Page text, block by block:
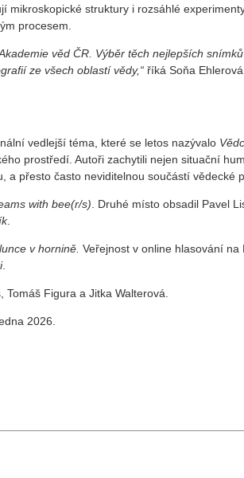
mikroskopické struktury i rozsáhlé
procesem.
věd ČR. Výběr těch nejlepších
ze všech oblastí vědy,“ říká Soňa
vedlejší téma, které se letos nazývalo
prostředí. Autoři zachytili nejen situační
a přesto často neviditelnou součástí vědecké
with bee(r/s). Druhé místo obsadil Pavel
.
v hornině. Veřejnost v online hlasování na
.
Tomáš Figura a Jitka Walterová.
2026.